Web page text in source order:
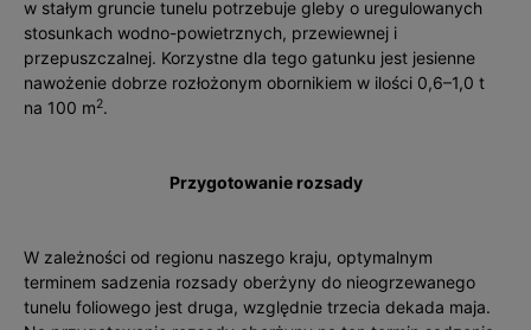
w stałym gruncie tunelu potrzebuje gleby o uregulowanych
stosunkach wodno-powietrznych, przewiewnej i
przepuszczalnej. Korzystne dla tego gatunku jest jesienne
nawożenie dobrze rozłożonym obornikiem w ilości 0,6–1,0 t
na 100 m2.
Przygotowanie rozsady
W zależności od regionu naszego kraju, optymalnym
terminem sadzenia rozsady oberżyny do nieogrzewanego
tunelu foliowego jest druga, względnie trzecia dekada maja.